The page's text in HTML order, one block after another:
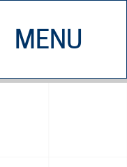
MENU
CHI SIAMO